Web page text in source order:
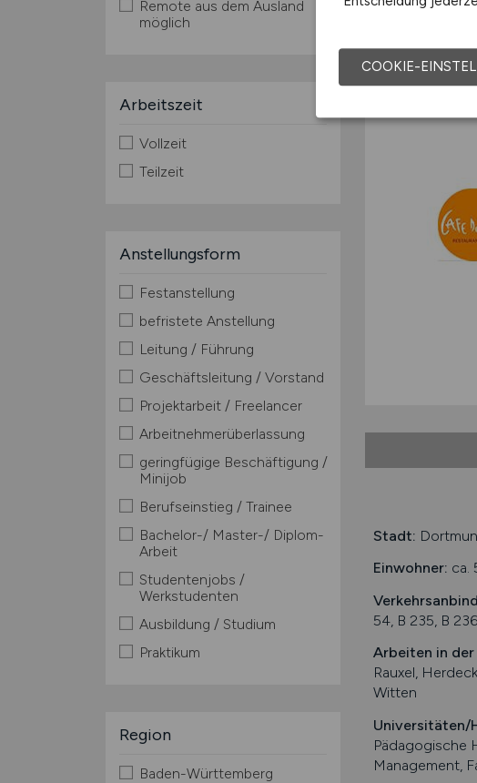
Remote aus dem Ausland
möglich
Arbeitszeit
Vollzeit
Teilzeit
Anstellungsform
Festanstellung
befristete Anstellung
Leitung / Führung
Geschäftsleitung / Vorstand
Projektarbeit / Freelancer
Arbeitnehmerüberlassung
geringfügige Beschäftigung /
Minijob
Berufseinstieg / Trainee
Bachelor-/ Master-/ Diplom-
Arbeit
Studentenjobs /
Werkstudenten
Ausbildung / Studium
Praktikum
Region
Baden-Württemberg
Stadt:
Einwohner: ca.
54, B 235, B
Arbeiten in der
Rauxel,
Witten
Universitäten/
Pädagogische
Management,
COOKIE-